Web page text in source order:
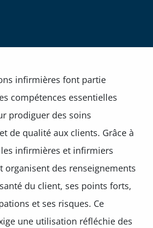
infirmières font partie
compétences essentielles
prodiguer des soins
de qualité aux clients. Grâce à
les infirmières et infirmiers
organisent des renseignements
du client, ses points forts,
et ses risques. Ce
une utilisation réfléchie des